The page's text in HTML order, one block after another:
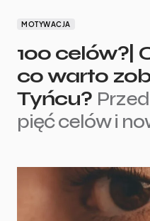
MOTYWACJA
100 celów?|
co warto
Tyńcu?
pięć celów i